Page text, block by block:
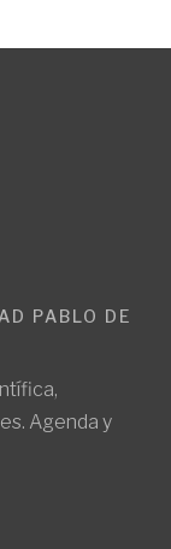
PABLO DE
Agenda y